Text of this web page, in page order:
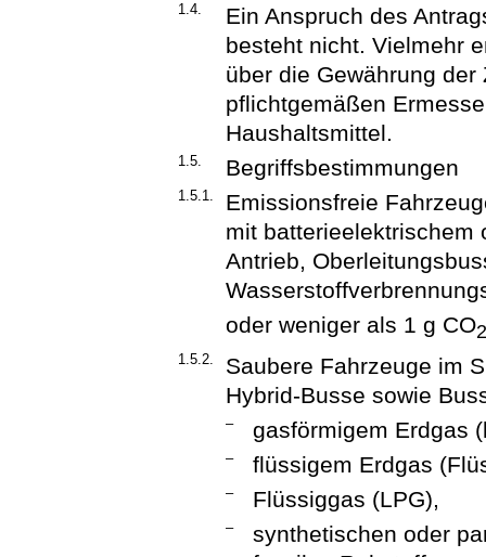
1.4.
Ein Anspruch des
besteht nicht. Vielmehr
über die Gewährung
pflichtgemäßen
Haushaltsmittel.
1.5. Begriffsbestimmungen
1.5.1.
Emissionsfreie
mit batterieelektrischem
Antrieb,
oder weniger als 1 g CO
1.5.2.
Saubere Fahrzeuge im
Hybrid-Busse sowie
– gasförmigem Erdgas
– flüssigem Erdgas
– Flüssiggas (LPG),
–
synthetischen oder